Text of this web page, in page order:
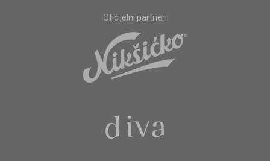
Oficijelni partneri